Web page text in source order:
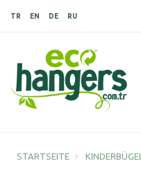
TR EN DE RU
STARTSEITE KINDERBÜGEL